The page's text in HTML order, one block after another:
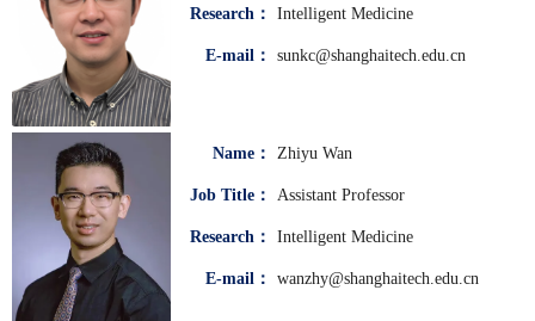
Research： Intelligent Medicine
E-mail： sunkc@shanghaitech.edu.cn
Name： Zhiyu Wan
Job Title： Assistant Professor
Research： Intelligent Medicine
E-mail： wanzhy@shanghaitech.edu.cn